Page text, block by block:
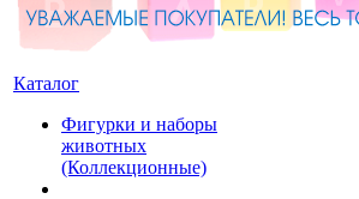
Каталог
Фигурки и наборы
животных
(Коллекционные)